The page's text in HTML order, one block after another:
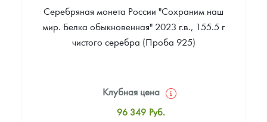
Серебряная монета России "Сохраним наш
мир. Белка обыкновенная" 2023 г.в., 155.5 г
чистого серебра (Проба 925)
Клубная цена
96 349 Руб.